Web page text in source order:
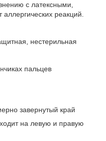
с латексными,
реакций.
нестерильная
пальцев
завернутый край
на левую и правую